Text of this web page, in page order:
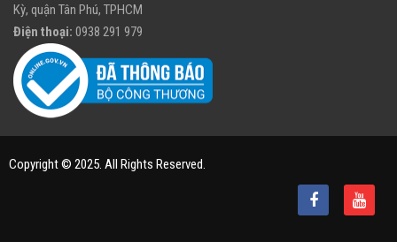
Kỳ, quận Tân Phú, TPHCM
Điện thoại: 0938 291 979
Copyright © 2025. All Rights Reserved.